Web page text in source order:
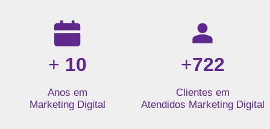
Resultados da nossa agência de marketing digital: mais
+ 10
Anos em
Marketing Digital
+722
Clientes em
Atendidos Marketing Digital